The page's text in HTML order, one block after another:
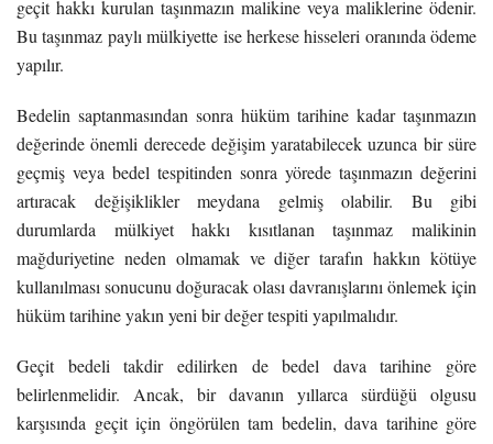
geçit hakkı kurulan taşınmazın malikine veya maliklerine ödenir.
Bu taşınmaz paylı mülkiyette ise herkese hisseleri oranında ödeme
yapılır.
Bedelin saptanmasından sonra hüküm tarihine kadar taşınmazın
değerinde önemli derecede değişim yaratabilecek uzunca bir süre
geçmiş veya bedel tespitinden sonra yörede taşınmazın değerini
artıracak değişiklikler meydana gelmiş olabilir. Bu gibi
durumlarda mülkiyet hakkı kısıtlanan taşınmaz malikinin
mağduriyetine neden olmamak ve diğer tarafın hakkın kötüye
kullanılması sonucunu doğuracak olası davranışlarını önlemek için
hüküm tarihine yakın yeni bir değer tespiti yapılmalıdır.
Geçit bedeli takdir edilirken de bedel dava tarihine göre
belirlenmelidir. Ancak, bir davanın yıllarca sürdüğü olgusu
karşısında geçit için öngörülen tam bedelin, dava tarihine göre